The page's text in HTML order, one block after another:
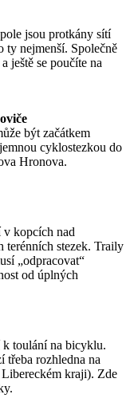
jsou protkány sítí
ty nejmenší. Společně
ještě se poučíte na
být začátkem
cyklostezkou do
Hronova.
kopcích nad
terénních stezek. Traily
„odpracovat“
od úplných
toulání na bicyklu.
rozhledna na
kraji). Zde